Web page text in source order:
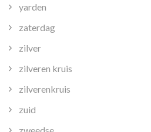
yarden
zaterdag
zilver
zilveren kruis
zilverenkruis
zuid
zweedse